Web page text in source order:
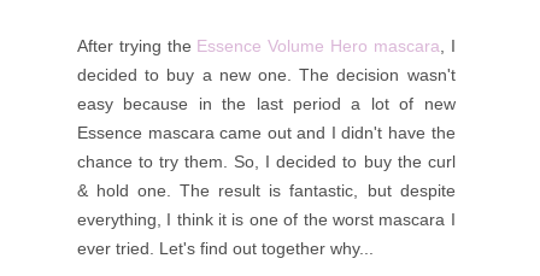
After trying the Essence Volume Hero mascara , I
decided to buy a new one. The decision wasn't
easy because in the last period a lot of new
Essence mascara came out and I didn't have the
chance to try them. So, I decided to buy the curl
& hold one. The result is fantastic, but despite
everything, I think it is one of the worst mascara I
ever tried. Let's find out together why...